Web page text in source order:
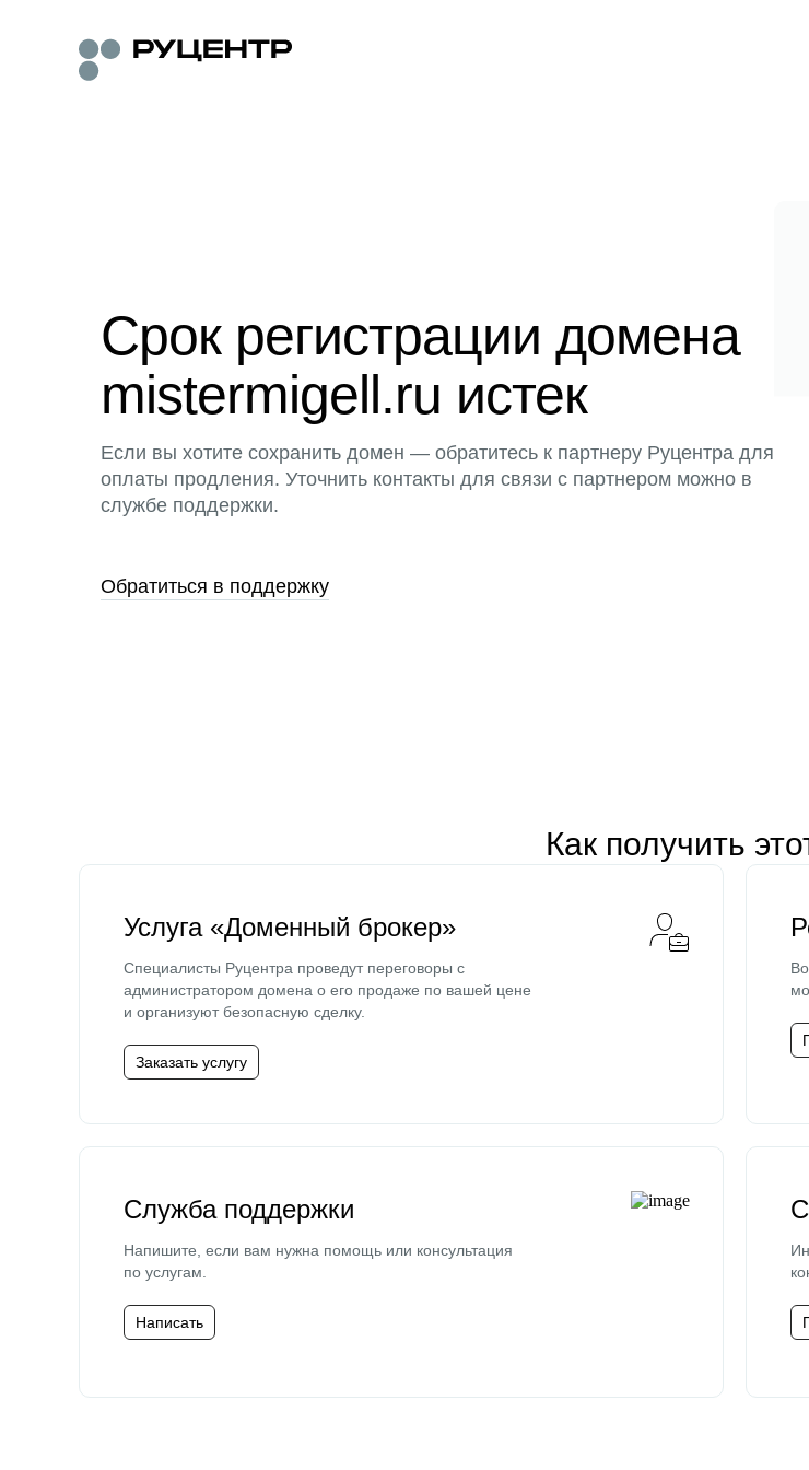
Срок регистрации домена
mistermigell.ru истек
Если вы хотите сохранить домен — обратитесь к партнеру Руцентра для
оплаты продления. Уточнить контакты для связи с партнером можно в
службе поддержки.
Обратиться в поддержку
Как получить
Услуга «Доменный брокер»
Специалисты Руцентра проведут переговоры с
администратором домена о его продаже по вашей цене
и организуют безопасную сделку.
Заказать услугу
Служба поддержки
Напишите, если вам нужна помощь или консультация
по услугам.
Написать